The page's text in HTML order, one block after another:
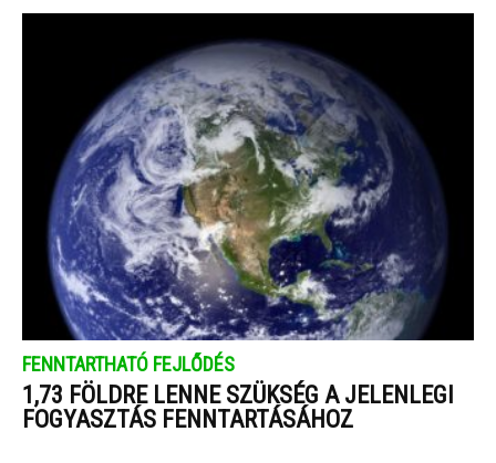
FENNTARTHATÓ FEJLŐDÉS
1,73 FÖLDRE LENNE SZÜKSÉG A JELENLEGI
FOGYASZTÁS FENNTARTÁSÁHOZ